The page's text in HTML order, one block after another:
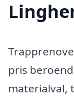
pris
materialval,